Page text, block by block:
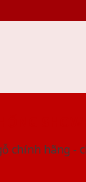
chính hãng -